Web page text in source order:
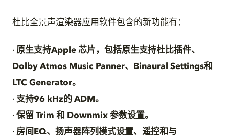
杜比全景声渲染器应用软件包含的新功能有：
· 原生支持Apple 芯片，包括原生支持杜比插件、
Dolby Atmos Music Panner、Binaural Settings和
LTC Generator。
· 支持96 kHz的 ADM。
· 保留 Trim 和 Downmix 参数设置。
· 房间 EQ、扬声器阵列模式设置、遥控和与